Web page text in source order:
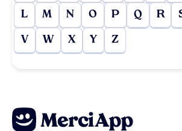
L M N O P Q R
V W X Y Z